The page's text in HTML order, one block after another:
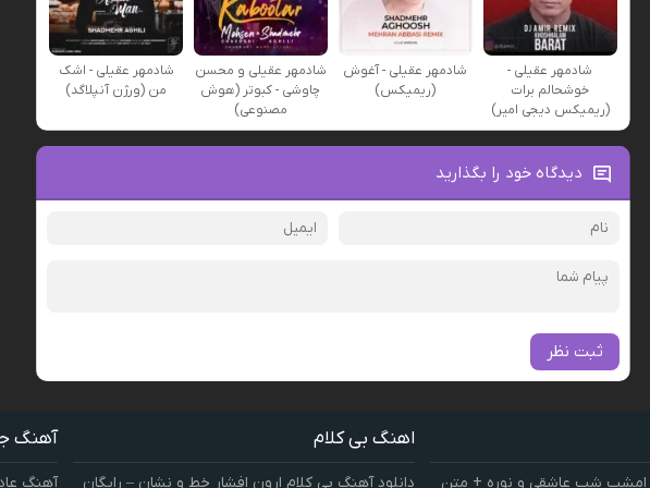
شادمهر عقیلی -
خوشحالم برات
(ریمیکس دیجی امیر)
شادمهر عقیلی - آغوش
(ریمیکس)
شادمهر عقیلی و محسن
چاوشی - کبوتر (هوش
مصنوعی)
شادمهر عقیلی - اشک
من (ورژن آنپلاگد)
دیدگاه خود را بگذارید
ثبت نظر
امشب شب عاشقی و نوره + متن
اهنگ بی کلام
دانلود آهنگ بی کلام ارون افشار خط و نشان – رایگان
آهنگ
آهنگ